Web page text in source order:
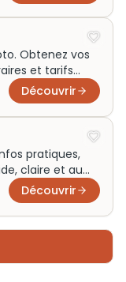
Obtenez vos
et tarifs
!
Découvrir
pratiques,
claire et au
Découvrir